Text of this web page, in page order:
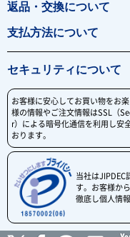
返品・交換について
支払方法について
セキュリティについて
お客様に安心してお買い物をお
様の情報やご注文情報はSSL（
r）による暗号化通信を利用し安
おります。
当社は
す。お客様か
徹底し個人情